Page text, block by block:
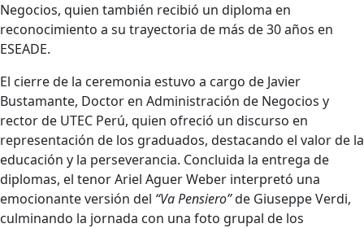
Negocios, quien también recibió un diploma en
reconocimiento a su trayectoria de más de 30 años en
ESEADE.
El cierre de la ceremonia estuvo a cargo de Javier
Bustamante, Doctor en Administración de Negocios y
rector de UTEC Perú, quien ofreció un discurso en
representación de los graduados, destacando el valor de la
educación y la perseverancia. Concluida la entrega de
diplomas, el tenor Ariel Aguer Weber interpretó una
emocionante versión del “Va Pensiero”de Giuseppe Verdi,
culminando la jornada con una foto grupal de los